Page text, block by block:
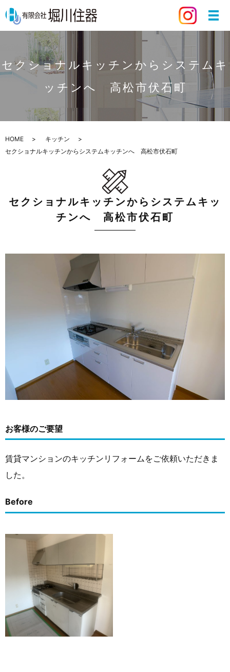
セクショナルキッチンからシステムキ
ッチンへ 高松市伏石町
HOME
キッチン
セクショナルキッチンからシステムキッチンへ 高松市伏石町
セクショナルキッチンからシステムキッ
チンへ 高松市伏石町
お客様のご要望
賃貸マンションのキッチンリフォームをご依頼いただきま
した。
Before